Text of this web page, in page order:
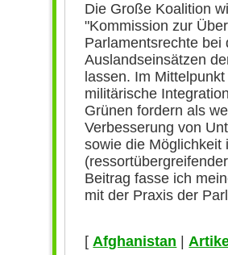
Die Große Koalition
"Kommission zur
Parlamentsrechte bei
Auslandseinsätzen
lassen. Im
militärische
Grünen fordern als
Verbesserung von
sowie die Möglichkeit
Beitrag fasse ich
mit der Praxis der
[ Afghanistan |